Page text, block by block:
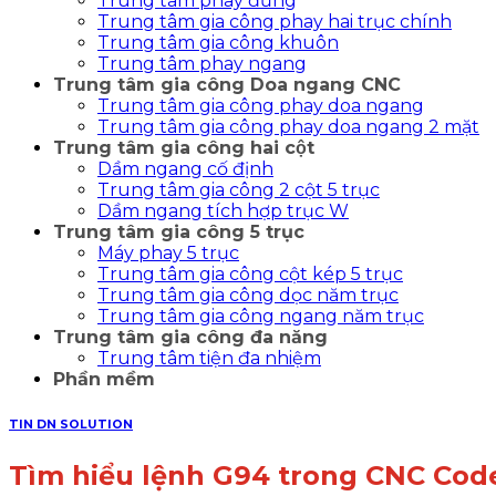
Trung tâm gia công phay hai trục chính
Trung tâm gia công khuôn
Trung tâm phay ngang
Trung tâm gia công Doa ngang CNC
Trung tâm gia công phay doa ngang
Trung tâm gia công phay doa ngang 2 mặt
Trung tâm gia công hai cột
Dầm ngang cố định
Trung tâm gia công 2 cột 5 trục
Dầm ngang tích hợp trục W
Trung tâm gia công 5 trục
Máy phay 5 trục
Trung tâm gia công cột kép 5 trục
Trung tâm gia công dọc năm trục
Trung tâm gia công ngang năm trục
Trung tâm gia công đa năng
Trung tâm tiện đa nhiệm
Phần mềm
TIN DN SOLUTION
Tìm hiểu lệnh G94 trong CNC